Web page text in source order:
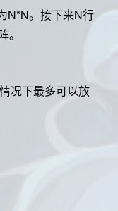
N*N。接下来N行
况下最多可以放